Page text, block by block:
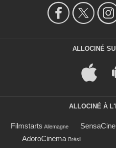
ALLOCINÉ
ALLOCINÉ À
Filmstarts Allemagne SensaCine
AdoroCinema Brésil